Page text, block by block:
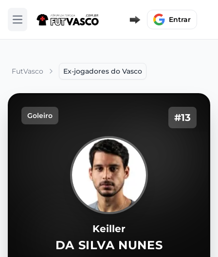
Abrir menu Entrar
FutVasco Ex-jogadores do Vasco
Goleiro #13
Keiller
DA SILVA NUNES